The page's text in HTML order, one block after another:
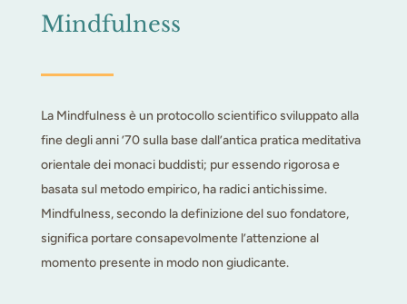
Mindfulness
La Mindfulness è un protocollo scientifico sviluppato alla
fine degli anni ’70 sulla base dall’antica pratica meditativa
orientale dei monaci buddisti; pur essendo rigorosa e
basata sul metodo empirico, ha radici antichissime.
Mindfulness, secondo la definizione del suo fondatore,
significa portare consapevolmente l’attenzione al
momento presente in modo non giudicante.